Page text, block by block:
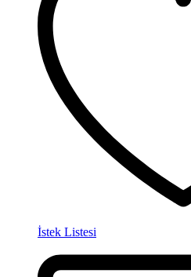
İstek Listesi